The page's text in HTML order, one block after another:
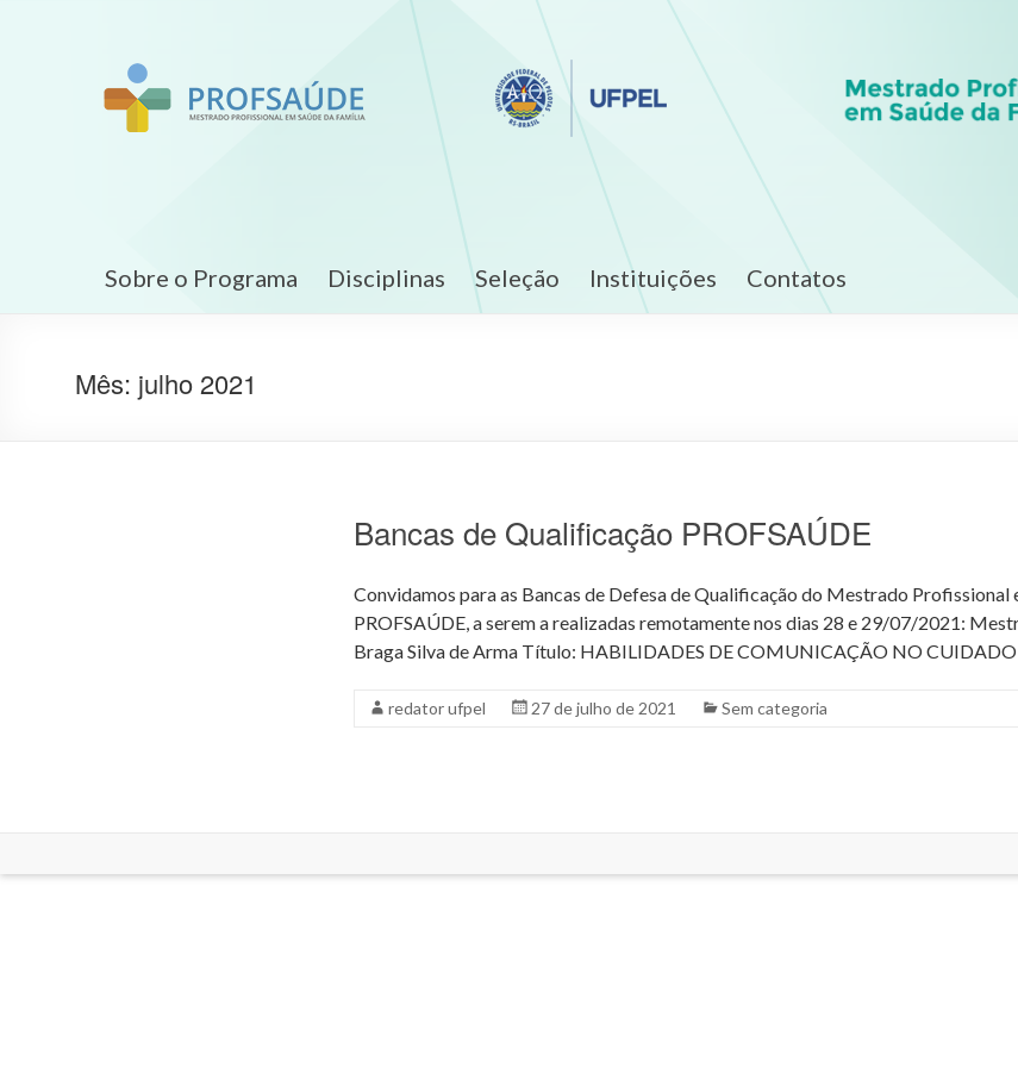
Sobre o Programa Disciplinas Seleção Instituições Contatos
Mês: julho 2021
Bancas de Qualificação PROFSAÚDE
Convidamos para as Bancas de Defesa de Qualificação do Mestrado Profissional
PROFSAÚDE, a serem a realizadas remotamente nos dias 28 e 29/07/2021:
Braga Silva de Arma Título: HABILIDADES DE COMUNICAÇÃO NO
redator ufpel 27 de julho de 2021 Sem categoria